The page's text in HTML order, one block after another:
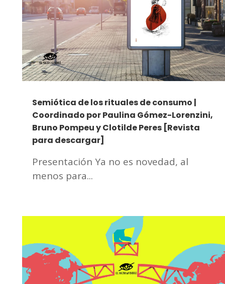
Semiótica de los rituales de consumo |
Coordinado por Paulina Gómez-Lorenzini,
Bruno Pompeu y Clotilde Peres [Revista
para descargar]
Presentación Ya no es novedad, al
menos para...